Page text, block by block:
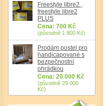
Freestyle libre2 ,
freestyle libre2
PLUS
Cena: 700 Kč
(původně 1 800 Kč)
Prodám postel pro
handicapované s
bezpečnostní
ohrádkou
Cena: 20 000 Kč
(původně 29 000
Kč)